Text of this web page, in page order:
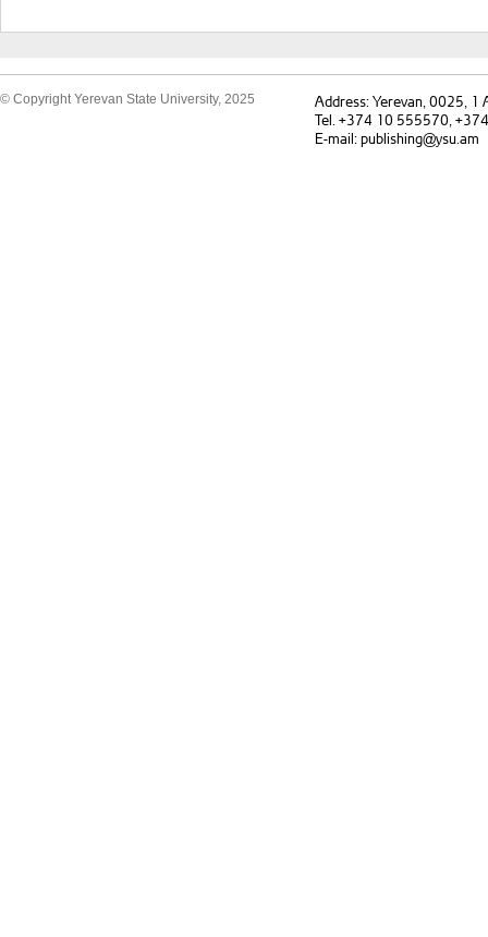
© Copyright Yerevan State University, 2025
Address: Yerevan, 0025, 1
Tel. +374 10 555570,
E-mail: publishing@ysu.am